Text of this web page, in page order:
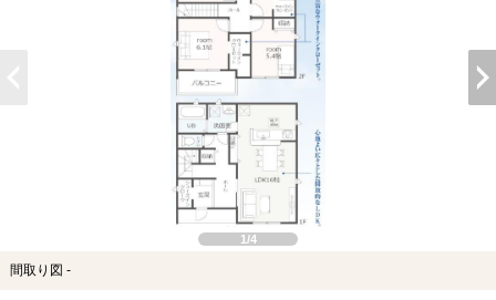
1/4
間取り図 -